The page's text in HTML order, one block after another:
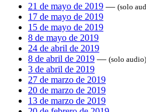
21 de mayo de 2019 — (solo
17 de mayo de 2019
15 de mayo de 2019
8 de mayo de 2019
24 de abril de 2019
8 de abril de 2019 — (solo audio)
3 de abril de 2019
27 de marzo de 2019
20 de marzo de 2019
13 de marzo de 2019